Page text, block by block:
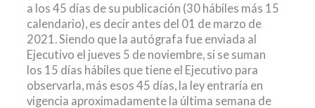
a los 45 días de su publicación (30 hábiles más 15
calendario), es decir antes del 01 de marzo de
2021. Siendo que la autógrafa fue enviada al
Ejecutivo el jueves 5 de noviembre, si se suman
los 15 días hábiles que tiene el Ejecutivo para
observarla, más esos 45 días, la ley entraría en
vigencia aproximadamente la última semana de